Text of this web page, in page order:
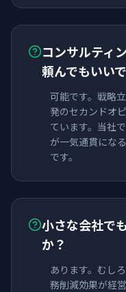
コンサルティ
頼んでもいい
可能です。戦略
発のセカンドオ
ています。当社
が一気通貫にな
です。
小さな会社で
か？
あります。むし
務削減効果が経